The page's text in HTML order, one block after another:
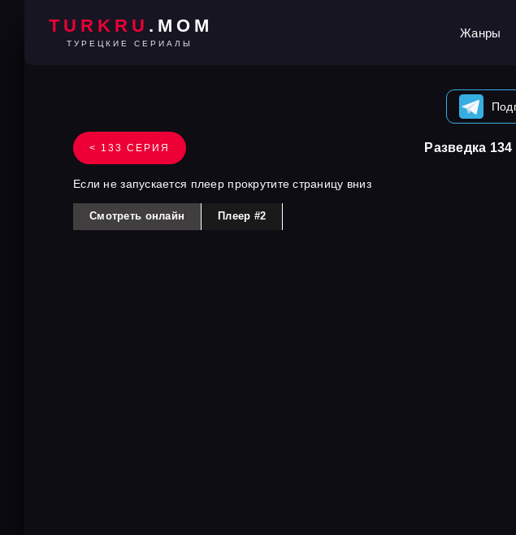
TURKRU .MOM
ТУРЕЦКИЕ СЕРИАЛЫ
Жанры
< 133 СЕРИЯ Разведка
Если не запускается плеер прокрутите страницу вниз
Смотреть онлайн Плеер #2